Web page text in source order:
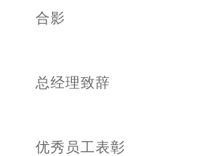
合影
总经理致辞
优秀员工表彰